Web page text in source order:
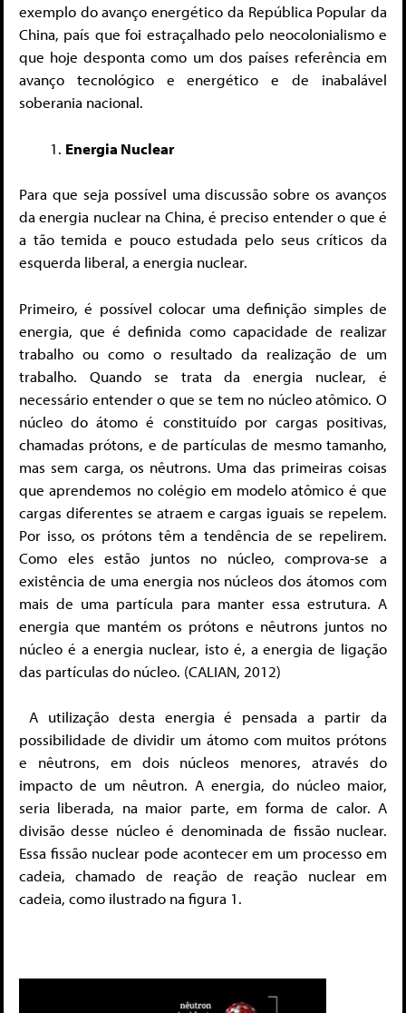
exemplo do avanço energético da República Popular da
China, país que foi estraçalhado pelo neocolonialismo e
que hoje desponta como um dos países referência em
avanço tecnológico e energético e de inabalável
soberania nacional.
Energia Nuclear
Para que seja possível uma discussão sobre os avanços
da energia nuclear na China, é preciso entender o que é
a tão temida e pouco estudada pelo seus críticos da
esquerda liberal, a energia nuclear.
Primeiro, é possível colocar uma definição simples de
energia, que é definida como capacidade de realizar
trabalho ou como o resultado da realização de um
trabalho. Quando se trata da energia nuclear, é
necessário entender o que se tem no núcleo atômico. O
núcleo do átomo é constituído por cargas positivas,
chamadas prótons, e de partículas de mesmo tamanho,
mas sem carga, os nêutrons. Uma das primeiras coisas
que aprendemos no colégio em modelo atômico é que
cargas diferentes se atraem e cargas iguais se repelem.
Por isso, os prótons têm a tendência de se repelirem.
Como eles estão juntos no núcleo, comprova-se a
existência de uma energia nos núcleos dos átomos com
mais de uma partícula para manter essa estrutura. A
energia que mantém os prótons e nêutrons juntos no
núcleo é a energia nuclear, isto é, a energia de ligação
das partículas do núcleo. (CALIAN, 2012)
A utilização desta energia é pensada a partir da
possibilidade de dividir um átomo com muitos prótons
e nêutrons, em dois núcleos menores, através do
impacto de um nêutron. A energia, do núcleo maior,
seria liberada, na maior parte, em forma de calor. A
divisão desse núcleo é denominada de fissão nuclear.
Essa fissão nuclear pode acontecer em um processo em
cadeia, chamado de reação de reação nuclear em
cadeia, como ilustrado na figura 1.